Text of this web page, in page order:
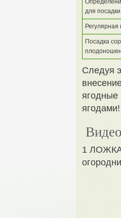
для посадки
Регулярная
Посадка
Следуя
ягодные
ягодами!
1